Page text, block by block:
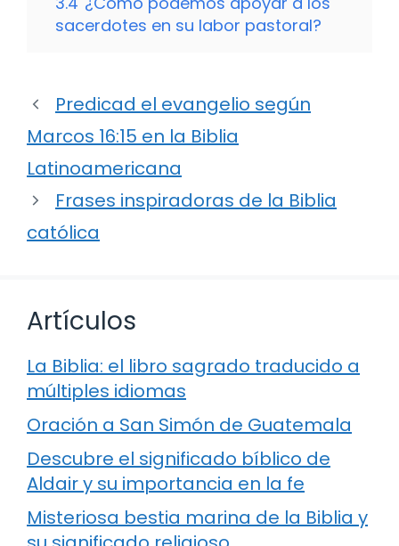
sacerdotes en su labor pastoral?
Predicad el evangelio según
Marcos 16:15 en la Biblia
Latinoamericana
Frases inspiradoras de la Biblia
católica
Artículos
La Biblia: el libro sagrado traducido a
múltiples idiomas
Oración a San Simón de Guatemala
Descubre el significado bíblico de
Aldair y su importancia en la fe
Misteriosa bestia marina de la Biblia y